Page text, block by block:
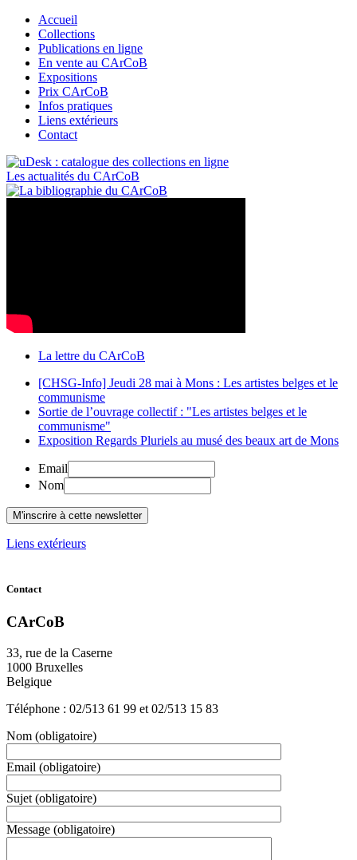
Accueil
Collections
Publications en ligne
En vente au CArCoB
Expositions
Prix CArCoB
Infos pratiques
Liens extérieurs
Contact
Les actualités du CArCoB
La lettre du CArCoB
[CHSG-Info] Jeudi 28 mai à Mons : Les artistes belges et le
communisme
Sortie de l’ouvrage collectif : "Les artistes belges et le
communisme"
Exposition Regards Pluriels au musé des beaux art de Mons
Email
Nom
Liens extérieurs
Contact
CArCoB
33, rue de la Caserne
1000 Bruxelles
Belgique
Téléphone : 02/513 61 99 et 02/513 15 83
Nom (obligatoire)
Email (obligatoire)
Sujet (obligatoire)
Message (obligatoire)